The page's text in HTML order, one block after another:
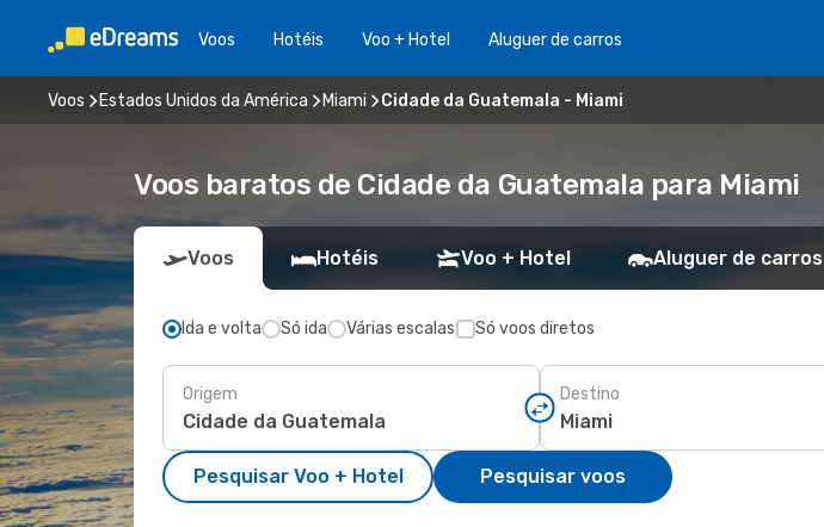
Voos Hotéis Voo + Hotel Aluguer de carros
Voos Estados Unidos da América Miami Cidade da Guatemala - Miami
Voos baratos de Cidade da Guatemala para Miami
Voos Hotéis Voo + Hotel Aluguer de carros
Ida e volta Só ida Várias escalas Só voos diretos
Origem Destino
Pesquisar Voo + Hotel Pesquisar voos